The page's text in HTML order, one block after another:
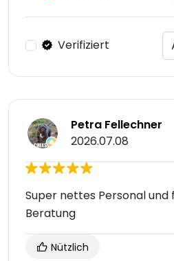
Verifiziert
Petra Fellechner
2026.07.08
Super nettes Personal und
Beratung
Nützlich